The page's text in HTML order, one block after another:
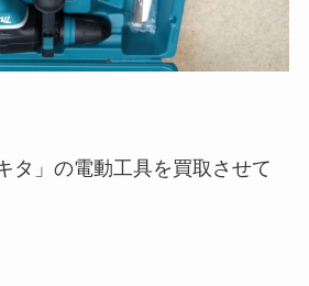
タ」の電動工具を買取させて